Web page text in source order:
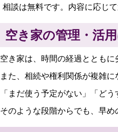
相談は無料です。内容に応じ
空き家の管理・活
空き家は、時間の経過とともに
また、相続や権利関係が複雑
「まだ使う予定がない」「どう
そのような段階からでも、早め